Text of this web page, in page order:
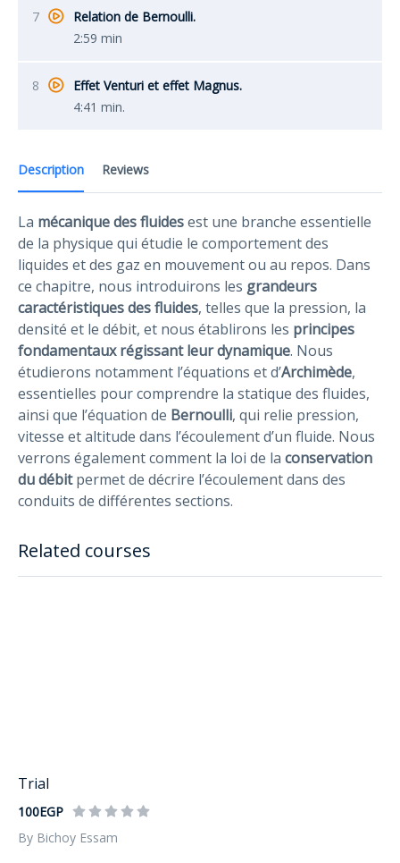
Description Reviews
La mécanique des fluidesest une branche essentielle
de la physique qui étudie le comportement des
liquides et des gaz en mouvement ou au repos. Dans
ce chapitre, nous introduirons les grandeurs
caractéristiques des fluides, telles que la pression, la
densité et le débit, et nous établirons les principes
fondamentaux régissant leur dynamique. Nous
étudierons notamment l’équations et d’Archimède,
essentielles pour comprendre la statique des fluides,
ainsi que l’équation de Bernoulli, qui relie pression,
vitesse et altitude dans l’écoulement d’un fluide. Nous
verrons également comment la loi de la conservation
du débitpermet de décrire l’écoulement dans des
conduits de différentes sections.
Related courses
Trial
100EGP
By Bichoy Essam
7
Relation de Bernoulli.
2:59 min
8
Effet Venturi et effet Magnus.
4:41 min.